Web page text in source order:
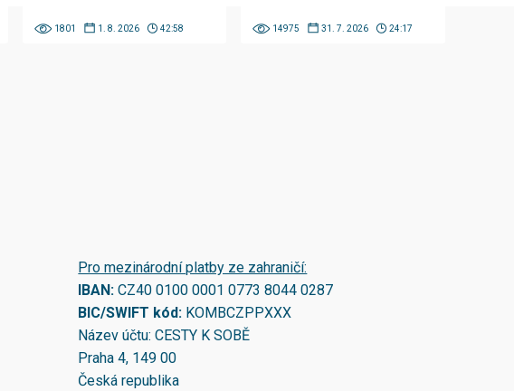
1801 1. 8. 2026 42:58 14975 31. 7. 2026 24:17
Pro mezinárodní platby ze zahraničí:
IBAN:CZ40 0100 0001 0773 8044 0287
BIC/SWIFT kód: KOMBCZPPXXX
Název účtu: CESTY K SOBĚ
Praha 4, 149 00
Česká republika